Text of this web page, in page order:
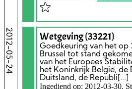
2012-05-24 Wetgeving (33221)
Goedkeuring van het op
Brussel tot stand
van het Europees
het Koninkrijk België, de
Duitsland, de Republi[...]
Ingediend op: 2012-03-30.